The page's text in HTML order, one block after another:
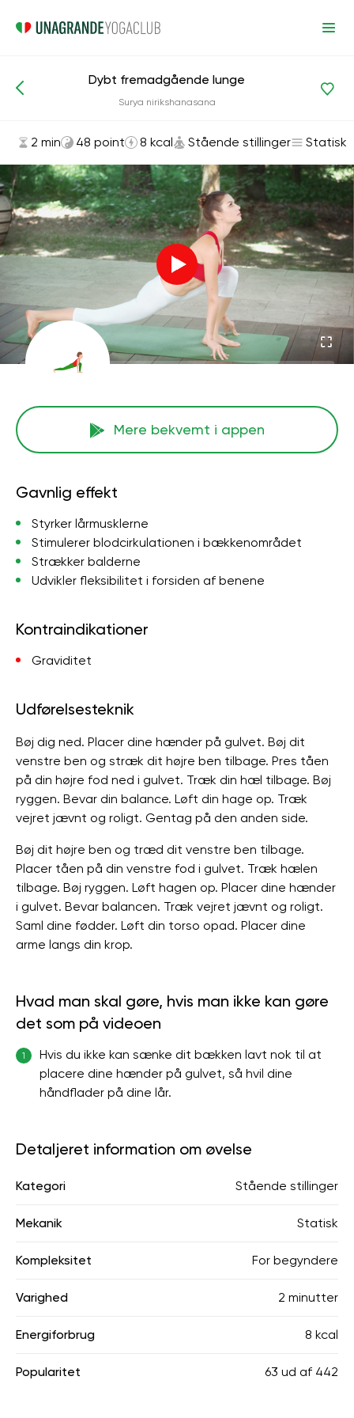
Asanas og øvelser Stående stillinger
Dybt fremadgående lunge
Surya nirikshanasana
2 min 48 point 8 kcal Stående stillinger Statisk
Mere bekvemt i appen
Gavnlig effekt
Styrker lårmusklerne
Stimulerer blodcirkulationen i bækkenområdet
Strækker balderne
Udvikler fleksibilitet i forsiden af ​​benene
Kontraindikationer
Graviditet
Udførelsesteknik
Bøj dig ned. Placer dine hænder på gulvet. Bøj dit
venstre ben og stræk dit højre ben tilbage. Pres tåen
på din højre fod ned i gulvet. Træk din hæl tilbage. Bøj
ryggen. Bevar din balance. Løft din hage op. Træk
vejret jævnt og roligt. Gentag på den anden side.
Bøj dit højre ben og træd dit venstre ben tilbage.
Placer tåen på din venstre fod i gulvet. Træk hælen
tilbage. Bøj ryggen. Løft hagen op. Placer dine hænder
i gulvet. Bevar balancen. Træk vejret jævnt og roligt.
Saml dine fødder. Løft din torso opad. Placer dine
arme langs din krop.
Hvad man skal gøre, hvis man ikke kan gøre
det som på videoen
1
Hvis du ikke kan sænke dit bækken lavt nok til at
placere dine hænder på gulvet, så hvil dine
håndflader på dine lår.
Detaljeret information om øvelse
Kategori Stående stillinger
Mekanik Statisk
Kompleksitet For begyndere
Varighed 2 minutter
Energiforbrug 8 kcal
Popularitet 63 ud af 442